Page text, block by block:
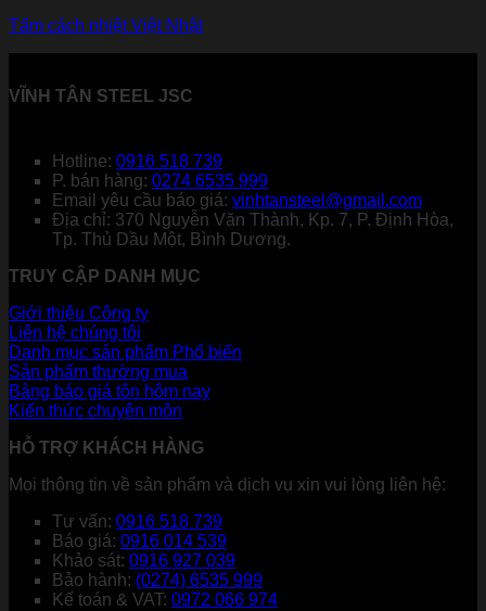
Tấm cách nhiệt Việt Nhật
VĨNH TÂN STEEL JSC
Hotline: 0916 518 739
P. bán hàng: 0274 6535 999
Email yêu cầu báo giá: vinhtansteel@gmail.com
Địa chỉ: 370 Nguyễn Văn Thành, Kp. 7, P. Định Hòa,
Tp. Thủ Dầu Một, Bình Dương.
TRUY CẬP DANH MỤC
Giới thiệu Công ty
Liên hệ chúng tôi
Danh mục sản phẩm
Sản phẩm thường mua
Bảng báo giá tôn hôm nay
Kiến thức chuyên môn
HỖ TRỢ KHÁCH HÀNG
Mọi thông tin về sản phẩm và dịch vụ xin vui lòng liên hệ:
Tư vấn: 0916 518 739
Báo giá: 0916 014 539
Khảo sát: 0916 927 039
Bảo hành: (0274) 6535 999
Kế toán & VAT: 0972 066 974